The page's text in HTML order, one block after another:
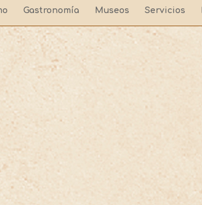
Gastronomía Museos Servicios